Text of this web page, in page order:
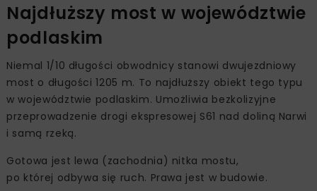
Najdłuższy most w województwie
podlaskim
Niemal 1/10 długości obwodnicy stanowi dwujezdniowy
most o długości 1205 m. To najdłuższy obiekt tego typu
w województwie podlaskim. Umożliwia bezkolizyjne
przeprowadzenie drogi ekspresowej S61 nad doliną Narwi
i samą rzeką.
Gotowa jest lewa (zachodnia) nitka mostu,
po której odbywa się ruch. Prawa jest w budowie.